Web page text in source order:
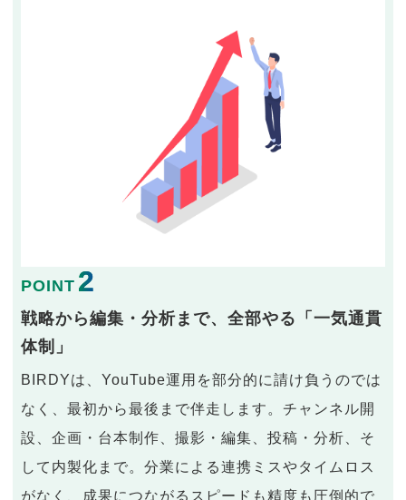
POINT 2
戦略から編集・分析まで、全部やる「一気通貫
体制」
BIRDYは、YouTube運用を部分的に請け負うのでは
なく、最初から最後まで伴走します。チャンネル開
設、企画・台本制作、撮影・編集、投稿・分析、そ
して内製化まで。分業による連携ミスやタイムロス
がなく、成果につながるスピードも精度も圧倒的で